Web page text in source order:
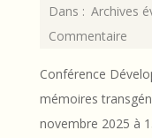
11-
09
Dans : Archives
Commentaire
Conférence
mémoires
novembre 2025 à